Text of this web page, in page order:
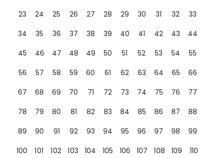
23
24 25 26 27 28 29 30 31 32
33
34
35 36 37 38 39 40 41 42 43
44
45
46 47 48 49 50 51 52 53 54
55
56
57 58 59 60 61 62 63 64 65
66
67
68 69 70 71 72 73 74 75 76
77
78
79 80 81 82 83 84 85 86 87
88
89
90 91 92 93 94 95 96 97 98
99
100
101 102 103 104 105 106 107 108 109
110